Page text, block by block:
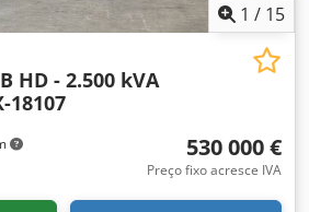
1 / 15
HD - 2.500 kVA
18107
530 000 €
Preço fixo acresce IVA